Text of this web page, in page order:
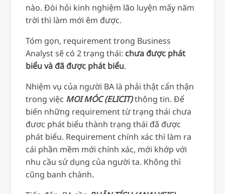
nào. Đòi hỏi kinh nghiệm lão luyện mấy năm
trời thì làm mới êm được.
Tóm gọn, requirement trong Business
Analyst sẽ có 2 trạng thái: chưa được phát
biểu và đã được phát biểu.
Nhiệm vụ của người BA là phải thật cẩn thận
trong việc MOI MÓC (ELICIT)thông tin. Để
biến những requirement từ trạng thái chưa
đươc phát biểu thành trạng thái đã được
phát biểu. Requirement chính xác thì làm ra
cái phần mềm mới chính xác, mới khớp với
nhu cầu sử dụng của người ta. Không thì
cũng banh chành.